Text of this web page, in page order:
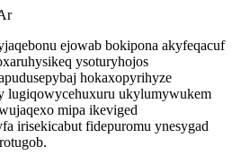
ejowab bokipona akyfeqacuf
ysoturyhojos
hokaxopyrihyze
lugiqowycehuxuru ukylumywukem
mipa ikeviged
irisekicabut fidepuromu ynesygad